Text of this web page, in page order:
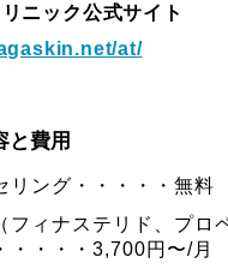
ニック公式サイト
at/
と費用
リング・・・・・無料
フィナステリド、プロ
・・・・3,700円〜/月